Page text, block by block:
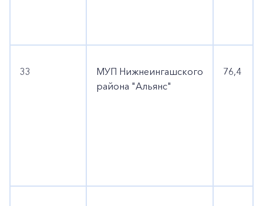
33
МУП Нижнеингашского
района "Альянс"
76,4